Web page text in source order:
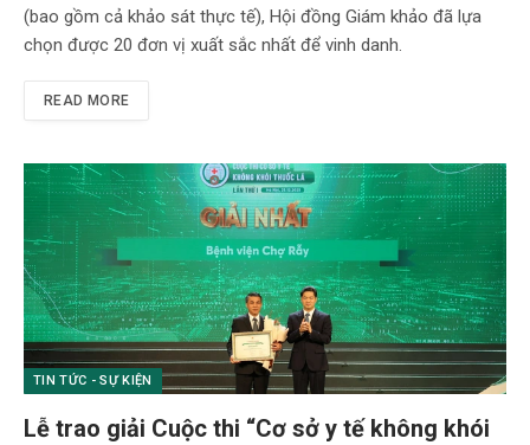
(bao gồm cả khảo sát thực tế), Hội đồng Giám khảo đã lựa
chọn được 20 đơn vị xuất sắc nhất để vinh danh.
READ MORE
TIN TỨC - SỰ KIỆN
Lễ trao giải Cuộc thi “Cơ sở y tế không khói